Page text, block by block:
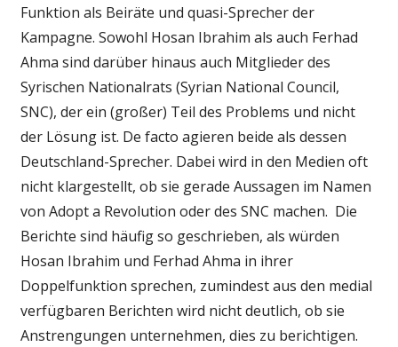
Funktion als Beiräte und quasi-Sprecher der
Kampagne. Sowohl Hosan Ibrahim als auch Ferhad
Ahma sind darüber hinaus auch Mitglieder des
Syrischen Nationalrats (Syrian National Council,
SNC), der ein (großer) Teil des Problems und nicht
der Lösung ist. De facto agieren beide als dessen
Deutschland-Sprecher. Dabei wird in den Medien oft
nicht klargestellt, ob sie gerade Aussagen im Namen
von Adopt a Revolution oder des SNC machen. Die
Berichte sind häufig so geschrieben, als würden
Hosan Ibrahim und Ferhad Ahma in ihrer
Doppelfunktion sprechen, zumindest aus den medial
verfügbaren Berichten wird nicht deutlich, ob sie
Anstrengungen unternehmen, dies zu berichtigen.